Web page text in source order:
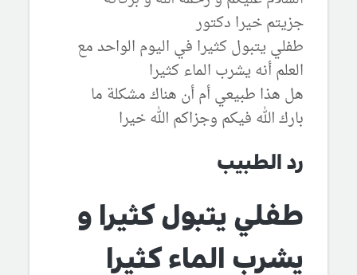
جزيتم خيرا دكتور
طفلي يتبول كثيرا في اليوم الواحد مع
العلم أنه يشرب الماء كثيرا
هل هذا طبيعي أم أن هناك مشكلة ما
بارك الله فيكم وجزاكم الله خيرا
رد الطبيب
طفلي يتبول كثيرا و
يشرب الماء كثيرا